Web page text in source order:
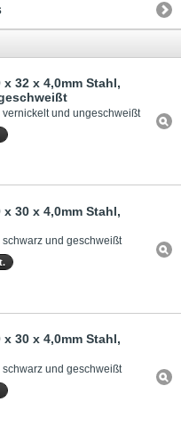
32 x 4,0mm Stahl,
und ungeschweißt
30 x 4,0mm Stahl,
und geschweißt
30 x 4,0mm Stahl,
und geschweißt